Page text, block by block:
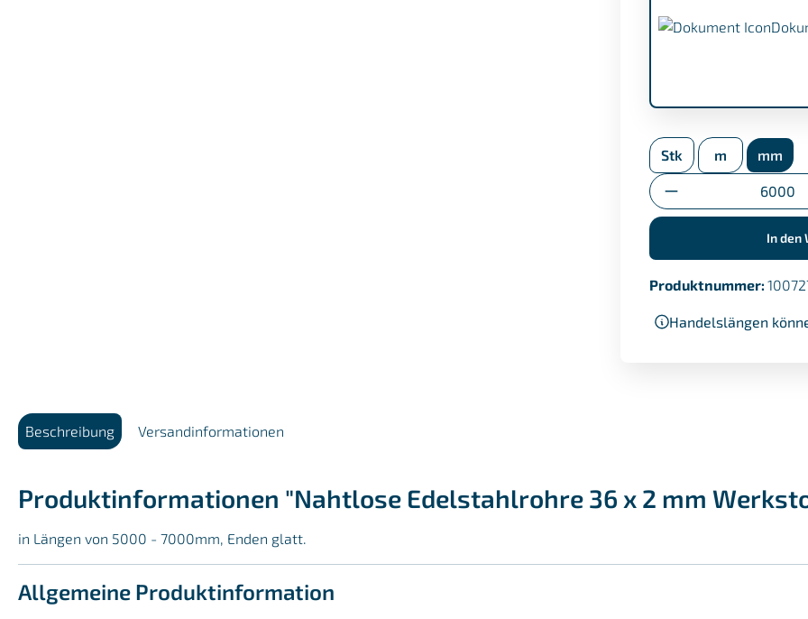
Stk m
mm
Anzahl
In den
Produktnummer:
Handelslängen
Beschreibung Versandinformationen
Produktinformationen "Nahtlose Edelstahlrohre 36 x 2 mm
in Längen von 5000 - 7000mm, Enden glatt.
Allgemeine Produktinformation